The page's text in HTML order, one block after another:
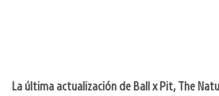
La última actualización de Ball x Pit, The